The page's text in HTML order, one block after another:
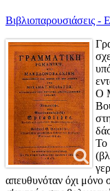
Βιβλιοπαρουσιάσεις -
Ο
Το
απευθυνόταν όχι μόνο